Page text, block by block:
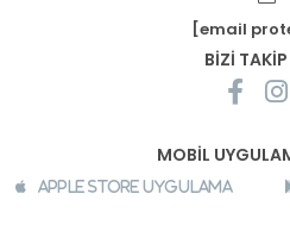
[email
BİZİ
MOBİL
Apple Store Uygulama